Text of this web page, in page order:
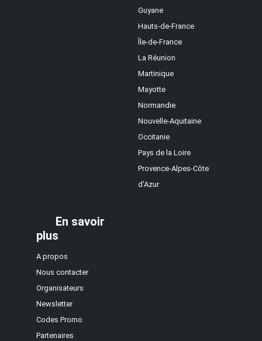
Guyane
Hauts-de-France
Île-de-France
La Réunion
Martinique
Mayotte
Normandie
Nouvelle-Aquitaine
Occitanie
Pays de la Loire
Provence-Alpes-Côte
d'Azur
En savoir
plus
A propos
Nous contacter
Organisateurs
Newsletter
Codes Promo
Partenaires